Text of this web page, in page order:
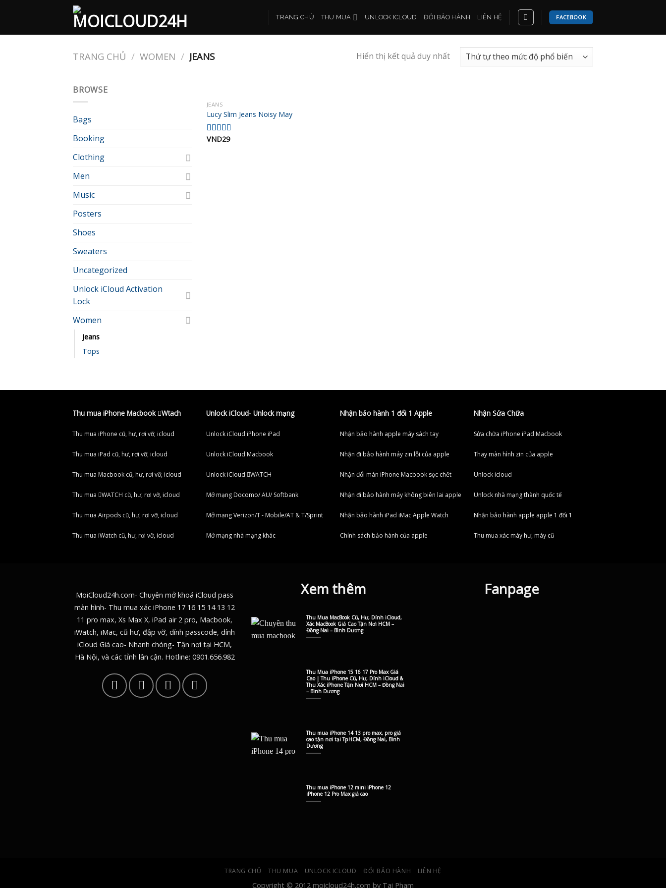
TRANG CHỦ THU MUA UNLOCK ICLOUD ĐỔI BẢO HÀNH LIÊN HỆ FACEBOOK
TRANG CHỦ / WOMEN / JEANS Hiển thị kết quả duy nhất
BROWSE
Bags
Booking
Clothing
Men
Music
Posters
Shoes
Sweaters
Uncategorized
Unlock iCloud Activation
Lock
Women
Jeans
Tops
JEANS
Lucy Slim Jeans Noisy May
Được
VND29
Thu mua iPhone Macbook Wtach
Thu mua iPhone cũ, hư, rơi vỡ, icloud
Thu mua iPad cũ, hư, rơi vỡ, icloud
Thu mua Macbook cũ, hư, rơi vỡ, icloud
Thu mua WATCH cũ, hư, rơi vỡ, icloud
Thu mua Airpods cũ, hư, rơi vỡ, icloud
Thu mua iWatch cũ, hư, rơi vỡ, icloud
Unlock iCloud- Unlock mạng
Unlock iCloud iPhone iPad
Unlock iCloud Macbook
Unlock iCloud WATCH
Mở mạng Docomo/ AU/ Softbank
Mở mạng Verizon/T - Mobile/AT & T/Sprint
Mở mạng nhà mạng khác
Nhận bảo hành 1 đổi 1 Apple
Nhận bảo hành apple máy sách tay
Nhận đi bảo hành máy zin lỗi của apple
Nhận đổi màn iPhone Macbook sọc chết
Nhận đi bảo hành máy không biên lai apple
Nhận bảo hành iPad iMac Apple Watch
Chính sách bảo hành của apple
Nhận Sửa Chữa
Sửa chữa iPhone iPad Macbook
Thay màn hình zin của apple
Unlock icloud
Unlock nhà mạng thành quốc tế
Nhận bảo hành apple apple 1 đổi 1
Thu mua xác máy hư, máy cũ
MoiCloud24h.com- Chuyên mở khoá iCloud pass
màn hình- Thu mua xác iPhone 17 16 15 14 13 12
11 pro max, Xs Max X, iPad air 2 pro, Macbook,
iWatch, iMac, cũ hư, đập vỡ, dính passcode, dính
iCloud Giá cao- Nhanh chóng- Tận nơi tại HCM,
Hà Nội, và các tỉnh lân cận. Hotline: 0901.656.982
Xem thêm
Thu Mua MacBook Cũ, Hư, Dính iCloud,
Xác MacBook Giá Cao Tận Nơi HCM –
Đồng Nai – Bình Dương
Thu Mua iPhone 15 16 17 Pro Max Giá
Cao | Thu iPhone Cũ, Hư, Dính iCloud &
Thu Xác iPhone Tận Nơi HCM – Đồng Nai
– Bình Dương
Thu mua iPhone 14 13 pro max, pro giá
cao tận nơi tại TpHCM, Đồng Nai, Bình
Dương
Thu mua iPhone 12 mini iPhone 12
iPhone 12 Pro Max giá cao
Fanpage
TRANG CHỦ THU MUA UNLOCK ICLOUD ĐỔI BẢO HÀNH LIÊN HỆ
Copyright © 2012 moicloud24h.com by Tai Pham